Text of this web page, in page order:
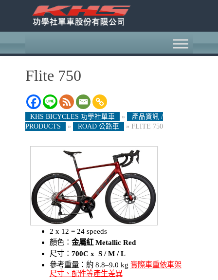
Flite 750
KHS BICYCLES 功學社單車 »
產品資訊 /
PRODUCTS
» ROAD 公路車 » FLITE 750
2 x 12 = 24 speeds
顏色： 金屬紅 Metallic Red
尺寸： 700C x S / M / L
參考重量：約 8.8–9.0 kg 實際車重依車架
尺寸、配件等產生差異